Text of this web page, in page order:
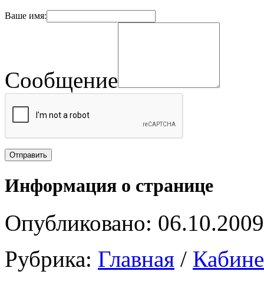
Ваше имя:
Сообщение
Информация о странице
Опубликовано: 06.10.2009
Рубрика: Главная /